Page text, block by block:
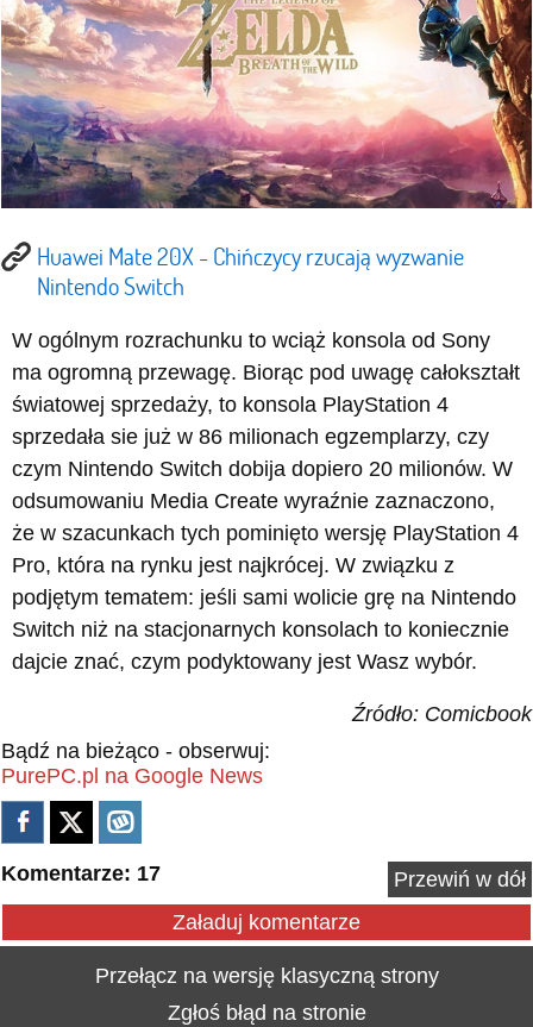
Huawei Mate 20X - Chińczycy rzucają wyzwanie
Nintendo Switch
W ogólnym rozrachunku to wciąż konsola od Sony
ma ogromną przewagę. Biorąc pod uwagę całokształt
światowej sprzedaży, to konsola PlayStation 4
sprzedała sie już w 86 milionach egzemplarzy, czy
czym Nintendo Switch dobija dopiero 20 milionów. W
odsumowaniu Media Create wyraźnie zaznaczono,
że w szacunkach tych pominięto wersję PlayStation 4
Pro, która na rynku jest najkrócej. W związku z
podjętym tematem: jeśli sami wolicie grę na Nintendo
Switch niż na stacjonarnych konsolach to koniecznie
dajcie znać, czym podyktowany jest Wasz wybór.
Źródło: Comicbook
Bądź na bieżąco - obserwuj:
PurePC.pl na Google News
Komentarze: 17
Przewiń w dół
Załaduj komentarze
Przełącz na wersję klasyczną strony
Zgłoś błąd na stronie